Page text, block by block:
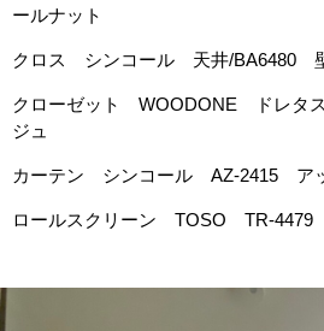
ールナット
クロス シンコール 天井/BA6480
クローゼット WOODONE ドレタ
ジュ
カーテン シンコール AZ-2415 ア
ロールスクリーン TOSO TR-4479